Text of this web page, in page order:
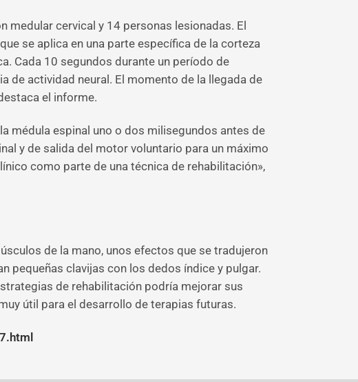
cervical y 14 personas lesionadas. El
se aplica en una parte específica de la corteza
Cada 10 segundos durante un período de
de actividad neural. El momento de la llegada de
el informe.
médula espinal uno o dos milisegundos antes de
y de salida del motor voluntario para un máximo
como parte de una técnica de rehabilitación»,
de la mano, unos efectos que se tradujeron
pequeñas clavijas con los dedos índice y pulgar.
de rehabilitación podría mejorar sus
útil para el desarrollo de terapias futuras.